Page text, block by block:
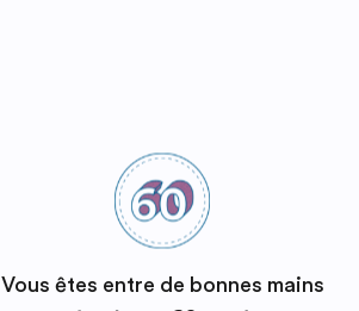
Vous êtes entre de bonnes mains